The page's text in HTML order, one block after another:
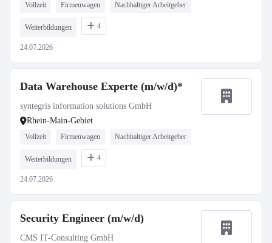
Vollzeit Firmenwagen Nachhaltiger Arbeitgeber
Weiterbildungen 4
24.07.2026
Data Warehouse Experte (m/w/d)*
syntegris information solutions GmbH
Rhein-Main-Gebiet
Vollzeit Firmenwagen Nachhaltiger Arbeitgeber
Weiterbildungen 4
24.07.2026
Security Engineer (m/w/d)
CMS IT-Consulting GmbH